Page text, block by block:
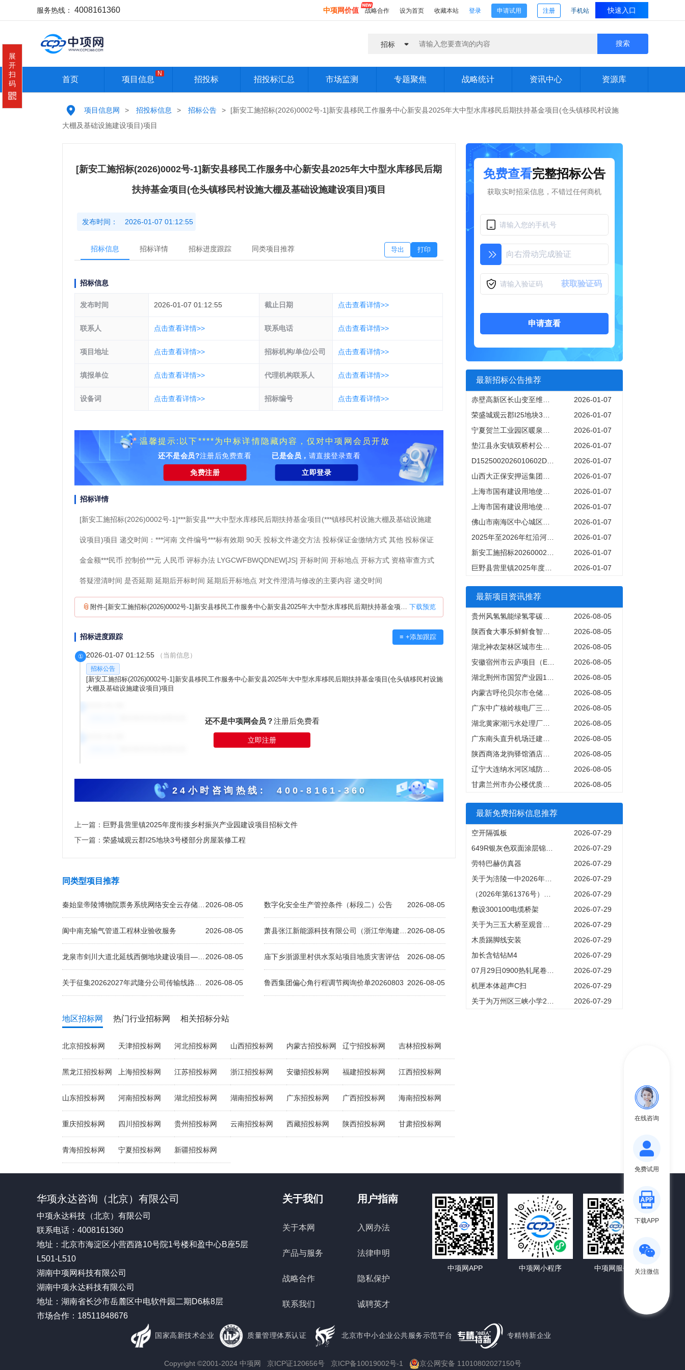
服务热线： 4008161360 中项网价值 战略合作 设为首页 收藏本站 登录 申请试用 注册 手机站 快速入口
招标 搜索
首页 项目信息
N
拟在建
VIP项目
项目跟踪
招投标
招标公告
采购公告
免费招标
招投标汇总
区域招标汇总
市场监测
业主商务圈
专题聚焦
集团专题
城市专题
战略统计
行业研究院
资讯中心
政策资讯
项目审批列表
项目审批详情
资源库
发布频道
展
开
扫
码
项目信息网 > 招投标信息 > 招标公告 >
[新安工施招标(2026)0002号-1]新安县移民工作服务中心新安县2025年大中型水库移民后期扶持基金项目(仓头镇移民村设施
大棚及基础设施建设项目)项目
[新安工施招标(2026)0002号-1]新安县移民工作服务中心新安县2025年大中型水库移民后期
扶持基金项目(仓头镇移民村设施大棚及基础设施建设项目)项目
发布时间： 2026-01-07 01:12:55
招标信息 招标详情 招标进度跟踪 同类项目推荐 导出 打印
招标信息
发布时间 2026-01-07 01:12:55 截止日期 点击查看详情>>
联系人 点击查看详情>> 联系电话 点击查看详情>>
项目地址 点击查看详情>> 招标机构/单位/公司 点击查看详情>>
填报单位 点击查看详情>> 代理机构联系人 点击查看详情>>
设备词 点击查看详情>> 招标编号 点击查看详情>>
温馨提示:以下****为中标详情隐藏内容，仅对中项网会员开放
还不是会员?注册后免费查看 已是会员， 请直接登录查看
免费注册 立即登录
招标详情
[新安工施招标(2026)0002号-1]***新安县***大中型水库移民后期扶持基金项目(***镇移民村设施大棚及基础设施建
设项目)项目 递交时间：***河南 文件编号***标有效期 90天 投标文件递交方法 投标保证金缴纳方式 其他 投标保证
金金额***民币 控制价***元 人民币 评标办法 LYGCWFBWQDNEW[JS] 开标时间 开标地点 开标方式 资格审查方式
答疑澄清时间 是否延期 延期后开标时间 延期后开标地点 对文件澄清与修改的主要内容 递交时间
📎 下载预览
招标进度跟踪 ≡ +添加跟踪
① 2026-01-07 01:12:55 （当前信息）
招标公告
[新安工施招标(2026)0002号-1]新安县移民工作服务中心新安县2025年大中型水库移民后期扶持基金项目(仓头镇移民村设施
大棚及基础设施建设项目)项目
还不是中项网会员？注册后免费看
立即注册
24小时咨询热线: 400-8161-360
上一篇： 巨野县营里镇2025年度衔接乡村振兴产业园建设项目招标文件
下一篇：荣盛城观云郡I25地块3号楼部分房屋装修工程
同类型项目推荐
2026-08-05 数字化安全生产管控条件（标段二）公告 2026-08-05
阆中南充输气管道工程林业验收服务 2026-08-05 2026-08-05
2026-08-05 庙下乡浙源里村供水泵站项目地质灾害评估 2026-08-05
2026-08-05 鲁西集团偏心角行程调节阀询价单20260803 2026-08-05
地区招标网 热门行业招标网 相关招标分站
北京招投标网 天津招投标网 河北招投标网 山西招投标网 内蒙古招投标网 辽宁招投标网 吉林招投标网
黑龙江招投标网 上海招投标网 江苏招投标网 浙江招投标网 安徽招投标网 福建招投标网 江西招投标网
山东招投标网 河南招投标网 湖北招投标网 湖南招投标网 广东招投标网 广西招投标网 海南招投标网
重庆招投标网 四川招投标网 贵州招投标网 云南招投标网 西藏招投标网 陕西招投标网 甘肃招投标网
青海招投标网 宁夏招投标网 新疆招投标网
免费查看完整招标公告
获取实时招采信息，不错过任何商机
向右滑动完成验证
获取验证码
申请查看
最新招标公告推荐
2026-01-07
2026-01-07
2026-01-07
2026-01-07
2026-01-07
2026-01-07
2026-01-07
2026-01-07
2026-01-07
2026-01-07
2026-01-07
2026-01-07
最新项目资讯推荐
2026-08-05
2026-08-05
2026-08-05
2026-08-05
2026-08-05
2026-08-05
2026-08-05
2026-08-05
2026-08-05
2026-08-05
2026-08-05
2026-08-05
最新免费招标信息推荐
空开隔弧板
2026-07-29
2026-07-29
劳特巴赫仿真器
2026-07-29
2026-07-29
2026-07-29
敷设300100电缆桥架
2026-07-29
2026-07-29
木质踢脚线安装
2026-07-29
加长含钴钻M4
2026-07-29
2026-07-29
机匣本体超声C扫
2026-07-29
2026-07-29
华项永达咨询（北京）有限公司
中项永达科技（北京）有限公司
联系电话：4008161360
地址：北京市海淀区小营西路10号院1号楼和盈中心B座5层
L501-L510
湖南中项网科技有限公司
湖南中项永达科技有限公司
地址：湖南省长沙市岳麓区中电软件园二期D6栋8层
市场合作：18511848676
关于我们
关于本网
产品与服务
战略合作
联系我们
用户指南
入网办法
法律申明
隐私保护
诚聘英才
中项网APP 中项网小程序 中项网服务号
国家高新技术企业 质量管理体系认证 北京市中小企业公共服务示范平台 专精特新企业
Copyright ©2001-2024 中项网 京ICP证120656号 京ICP备10019002号-1 京公网安备 11010802027150号
在线咨询
免费试用
下载APP
关注微信